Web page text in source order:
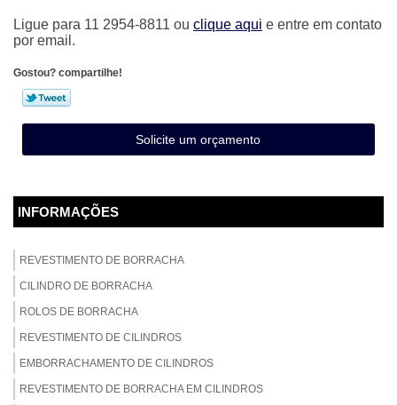
Ligue para 11 2954-8811 ou clique aqui e entre em contato
por email.
Gostou? compartilhe!
Solicite um orçamento
INFORMAÇÕES
REVESTIMENTO DE BORRACHA
CILINDRO DE BORRACHA
ROLOS DE BORRACHA
REVESTIMENTO DE CILINDROS
EMBORRACHAMENTO DE CILINDROS
REVESTIMENTO DE BORRACHA EM CILINDROS